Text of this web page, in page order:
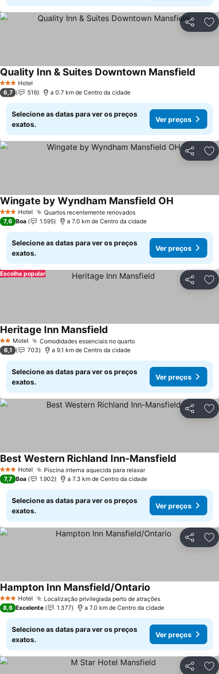
Partilhar
3 EstrelasHotel
Quality Inn & Suites Downtown Mansfield
6,7 516 a 0.7 km de Centro da cidade
Selecione as datas para ver os preços
exatos.
Ver preços
Partilhar
3 EstrelasHotel Quartos recentemente renovadosVer preços
Wingate by Wyndham Mansfield OH
7,6 Boa 1.595 a 7.0 km de Centro da cidade
Selecione as datas para ver os preços
exatos.
Ver preços
Partilhar
Escolha popular
2 Estrelas
Motel Comodidades essenciais no quartoVer preços
Heritage Inn Mansfield
6,1 703 a 9.1 km de Centro da cidade
Selecione as datas para ver os preços
exatos.
Ver preços
Partilhar
3 EstrelasHotel Piscina interna aquecida para relaxarVer preços
Best Western Richland Inn-Mansfield
7,7 Boa 1.902 a 7.3 km de Centro da cidade
Selecione as datas para ver os preços
exatos.
Ver preços
Partilhar
3 EstrelasHotel Localização privilegiada perto de atraçõesVer preços
Hampton Inn Mansfield/Ontario
8,6 Excelente 1.377 a 7.0 km de Centro da cidade
Selecione as datas para ver os preços
exatos.
Ver preços
Partilhar